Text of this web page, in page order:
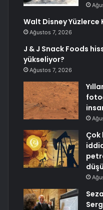
Walt Disney Yüzlerce
Ağustos 7, 2026
J & J Snack Foods
yükseliyor?
Ağustos 7, 2026
Çok